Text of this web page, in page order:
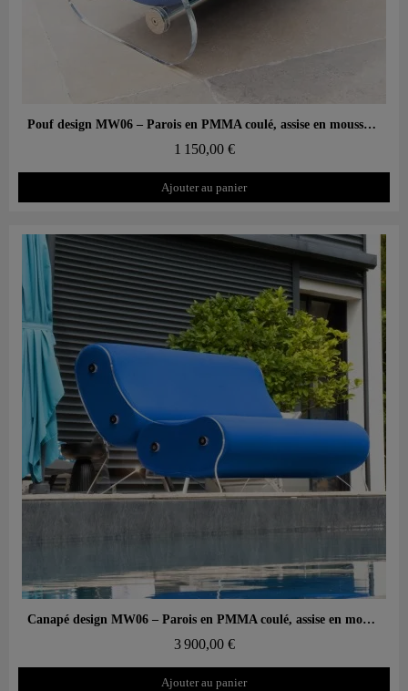
Aperçu rapide Pouf design MW06 – Parois en PMMA coulé, assise en mousse alvéolaire
1 150,00 €
Ajouter au panier
Aperçu rapide Canapé design MW06 – Parois en PMMA coulé, assise en mousse alvéolaire
3 900,00 €
Ajouter au panier